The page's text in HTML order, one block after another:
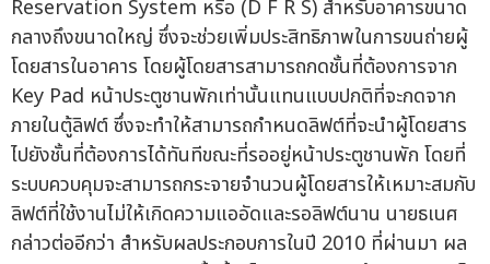
Reservation System หรือ (D F R S) สำหรับอาคารขนาด
กลางถึงขนาดใหญ่ ซึ่งจะช่วยเพิ่มประสิทธิภาพในการขนถ่ายผู้
โดยสารในอาคาร โดยผู้โดยสารสามารถกดชั้นที่ต้องการจาก
Key Pad หน้าประตูชานพักเท่านั้นแทนแบบปกติที่จะกดจาก
ภายในตู้ลิฟต์ ซึ่งจะทำให้สามารถกำหนดลิฟต์ที่จะนำผู้โดยสาร
ไปยังชั้นที่ต้องการได้ทันทีขณะที่รออยู่หน้าประตูชานพัก โดยที่
ระบบควบคุมจะสามารถกระจายจำนวนผู้โดยสารให้เหมาะสมกับ
ลิฟต์ที่ใช้งานไม่ให้เกิดความแออัดและรอลิฟต์นาน นายธเนศ
กล่าวต่ออีกว่า สำหรับผลประกอบการในปี 2010 ที่ผ่านมา ผล